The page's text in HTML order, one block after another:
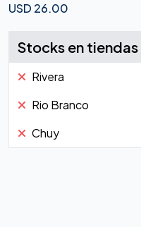
USD 26.00
Stocks en tiendas
Rivera
Rio Branco
Chuy